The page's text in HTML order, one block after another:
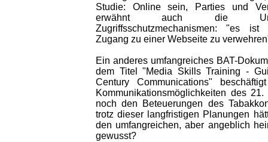
Studie: Online sein, Parties und
erwähnt auch die
Zugriffsschutzmechanismen: "es
Zugang zu einer Webseite zu
Ein anderes umfangreiches BAT-
dem Titel "Media Skills Training -
Century Communications"
Kommunikationsmöglichkeiten des
noch den Beteuerungen des
trotz dieser langfristigen Planungen
den umfangreichen, aber angeblich
gewusst?